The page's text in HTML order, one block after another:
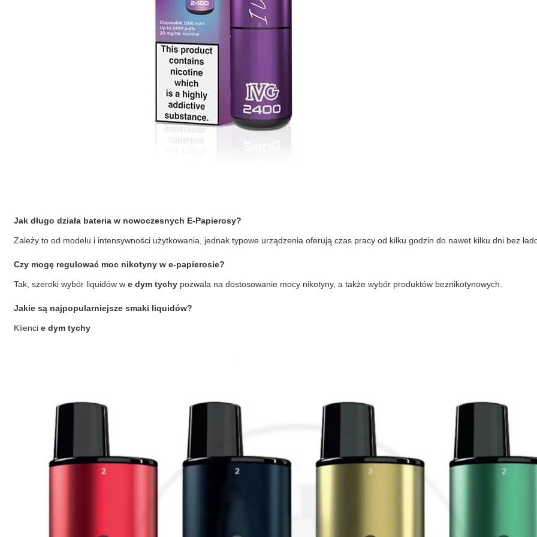
Jak długo działa bateria w nowoczesnych E-Papierosy?
Zależy to od modelu i intensywności użytkowania, jednak typowe urządzenia oferują czas pracy od kilku godzin do nawet kilku dni bez
Czy mogę regulować moc nikotyny w e-papierosie?
Tak, szeroki wybór liquidów we dym tychy pozwala na dostosowanie mocy nikotyny, a także wybór produktów beznikotynowych.
Jakie są najpopularniejsze smaki liquidów?
Kliencie dym tychy